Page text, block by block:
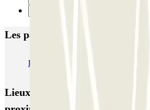
Les parkings les mieux notés à
Kingparking Trapani - Shuttle Porto
Lieux et événements intéressants